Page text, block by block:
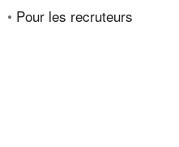
• Pour les recruteurs